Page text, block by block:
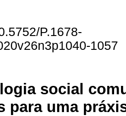
P.1678-
1057
social
para uma